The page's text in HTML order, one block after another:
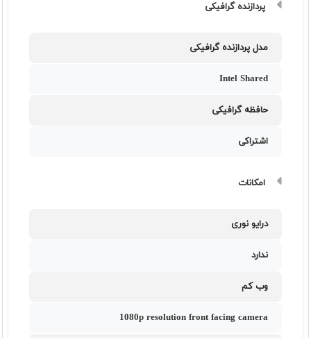
پردازنده گرافیکی
مدل پردازنده گرافیکی
Intel Shared
حافظه گرافیکی
اشتراکی
امکانات
درایو نوری
ندارد
وب کم
1080p resolution front facing camera